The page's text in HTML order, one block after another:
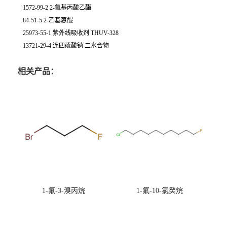
1572-99-2 2-氰基丙酸乙酯
84-51-5 2-乙基蒽醌
25973-55-1 紫外线吸收剂 THUV-328
13721-29-4 连四硫酸钠 二水合物
相关产品：
1-氟-3-溴丙烷 1-氟-10-氯癸烷